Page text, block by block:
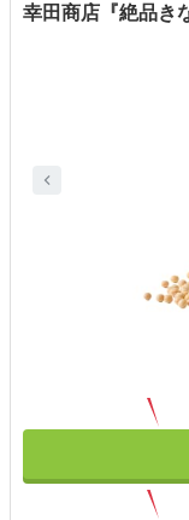
幸田商店『絶品き